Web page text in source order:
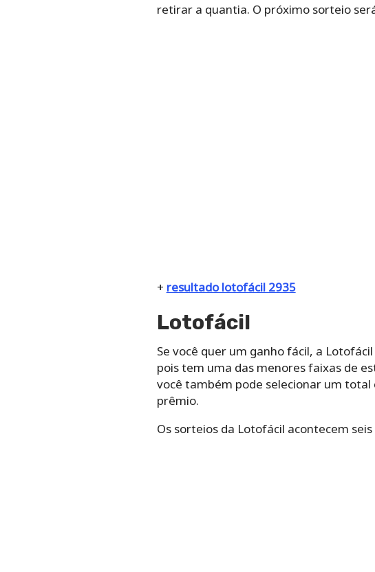
retirar a quantia. O próximo sorteio
+ resultado lotofácil 2935
Lotofácil
Se você quer um ganho fácil, a
pois tem uma das menores faixas de
você também pode selecionar um
prêmio.
Os sorteios da Lotofácil acontecem